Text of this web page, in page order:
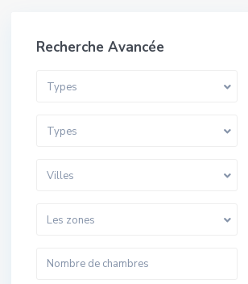
Recherche Avancée
Types
Types
Villes
Les zones